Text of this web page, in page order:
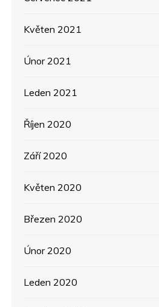
Květen 2021
Únor 2021
Leden 2021
Říjen 2020
Září 2020
Květen 2020
Březen 2020
Únor 2020
Leden 2020